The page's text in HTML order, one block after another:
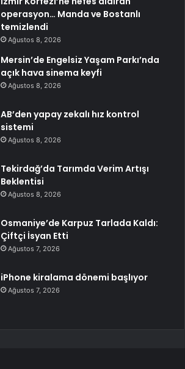
operasyon… Manda ve Bostanlı
temizlendi
Ağustos 8, 2026
Mersin’de Engelsiz Yaşam Parkı’nda
açık hava sinema keyfi
Ağustos 8, 2026
AB’den yapay zekalı hız kontrol
sistemi
Ağustos 8, 2026
Tekirdağ’da Tarımda Verim Artışı
Beklentisi
Ağustos 8, 2026
Osmaniye’de Karpuz Tarlada Kaldı:
Çiftçi İsyan Etti
Ağustos 7, 2026
iPhone kiralama dönemi başlıyor
Ağustos 7, 2026